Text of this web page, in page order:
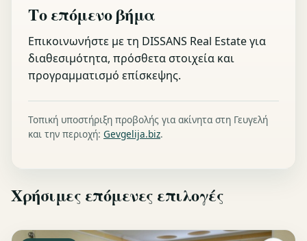
Το επόμενο βήμα
Επικοινωνήστε με τη DISSANS Real Estate για
διαθεσιμότητα, πρόσθετα στοιχεία και
προγραμματισμό επίσκεψης.
Τοπική υποστήριξη προβολής για ακίνητα στη Γευγελή
και την περιοχή: Gevgelija.biz.
Χρήσιμες επόμενες επιλογές